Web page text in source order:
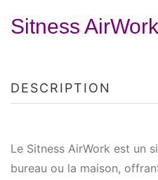
Sitness AirWork
DESCRIPTION
Le Sitness AirWork est un
bureau ou la maison,